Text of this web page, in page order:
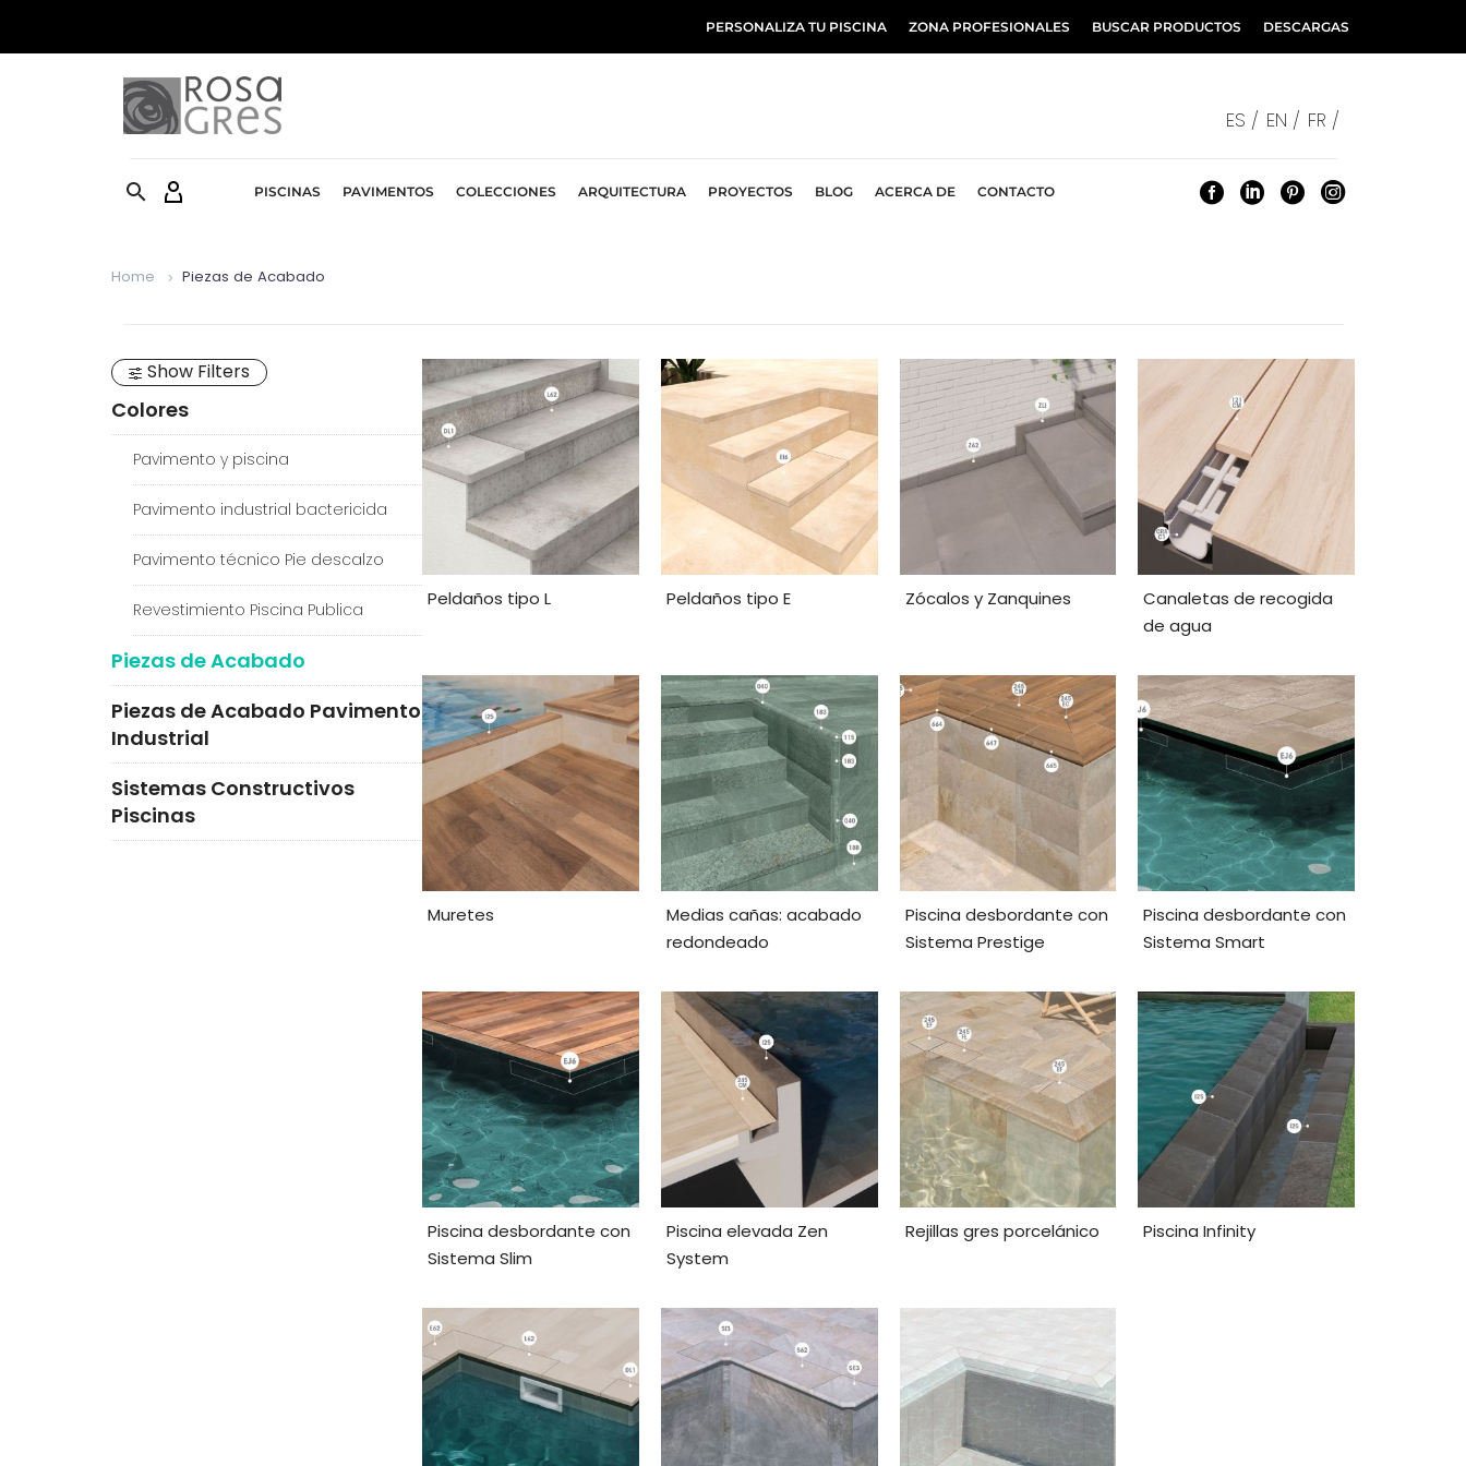
PERSONALIZA TU PISCINA ZONA PROFESIONALES BUSCAR PRODUCTOS DESCARGAS
ES / EN / FR /

 PISCINAS PAVIMENTOS COLECCIONES ARQUITECTURA PROYECTOS BLOG ACERCA DE CONTACTO
Home Piezas de Acabado
Show Filters
Colores
Pavimento y piscina
Pavimento industrial bactericida
Pavimento técnico Pie descalzo
Revestimiento Piscina Publica
Piezas de Acabado
Piezas de Acabado Pavimento
Industrial
Sistemas Constructivos
Piscinas
Peldaños tipo L Peldaños tipo E Zócalos y Zanquines
Canaletas de recogida
de agua
Muretes
Medias cañas: acabado
redondeado
Piscina desbordante con
Sistema Prestige
Piscina desbordante con
Sistema Smart
Piscina desbordante con
Sistema Slim
Piscina elevada Zen
System
Rejillas gres porcelánico Piscina Infinity